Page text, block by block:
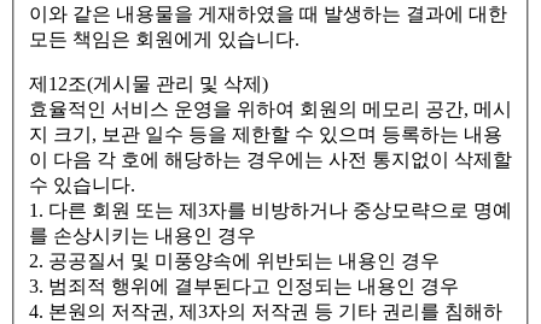
이와 같은 내용물을 게재하였을 때 발생하는 결과에 대한
모든 책임은 회원에게 있습니다.
제12조(게시물 관리 및 삭제)
효율적인 서비스 운영을 위하여 회원의 메모리 공간, 메시
지 크기, 보관 일수 등을 제한할 수 있으며 등록하는 내용
이 다음 각 호에 해당하는 경우에는 사전 통지없이 삭제할
수 있습니다.
1. 다른 회원 또는 제3자를 비방하거나 중상모략으로 명예
를 손상시키는 내용인 경우
2. 공공질서 및 미풍양속에 위반되는 내용인 경우
3. 범죄적 행위에 결부된다고 인정되는 내용인 경우
4. 본원의 저작권, 제3자의 저작권 등 기타 권리를 침해하